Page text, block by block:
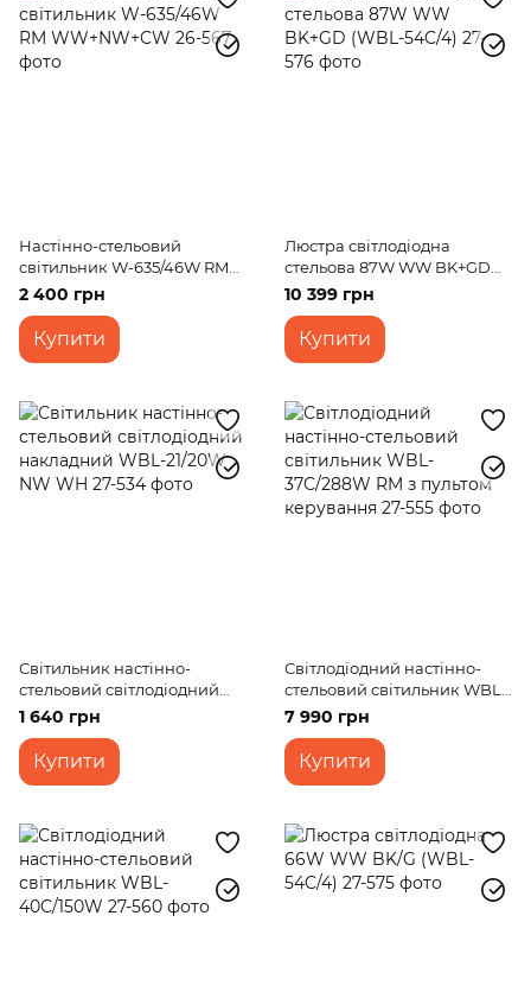
Настінно-стельовий
світильник W-635/46W RM
WW+NW+CW
2 400 грн
Купити
Люстра світлодіодна
стельова 87W WW BK+GD
(WBL-54C/4)
10 399 грн
Купити
Світильник настінно-
стельовий світлодіодний
накладний WBL-21/20W NW
1 640 грн
Купити
Світлодіодний настінно-
стельовий світильник WBL-
37C/288W RM з пультом
керування
7 990 грн
Купити